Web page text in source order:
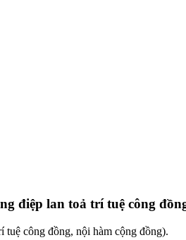
điệp lan toả trí tuệ công
công đồng, nội hàm cộng đồng).